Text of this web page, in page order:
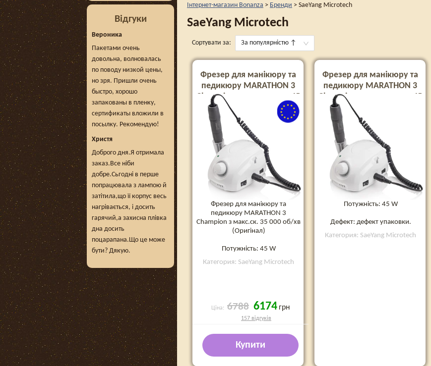
Відгуки
Вероника
Пакетами очень
довольна, волновалась
по поводу низкой цены,
но зря. Пришли очень
быстро, хорошо
запакованы в пленку,
сертификаты вложили в
посылку. Рекомендую!
Христя
Доброго дня.Я отримала
заказ.Все ніби
добре.Сьгодні в перше
попрацювала з лампою й
затітила,що її корпус весь
нагрівається, і досить
гарячий,а захисна плівка
дна досить
поцарапана.Що це може
бути? Дякую.
Інтернет-магазин Bonanza > Бренди > SaeYang Microtech
SaeYang Microtech
Сортувати за: За популярністю ↑
Фрезер для манікюру та
педикюру MARATHON 3
Champion з педаллю на 45
Вт та 35000 об. (Оригінал)
Фрезер для манікюру та
педикюру MARATHON 3
Champion з макс.ск. 35 000 об/хв
(Оригінал)
Потужність: 45 W
Категория: SaeYang Microtech
Ціна: 6788 6174 грн
157 відгуків
Купити
Фрезер для манікюру та
педикюру MARATHON 3
Champion з педаллю на 45
Вт та 35000 об. (Оригінал)
УЦІНКА
Потужність: 45 W
Дефект: дефект упаковки.
Категория: SaeYang Microtech